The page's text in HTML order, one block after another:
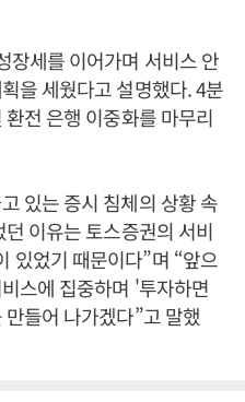
장세를 이어가며 서비스 안
을 세웠다고 설명했다. 4분
전 은행 이중화를 마무리
있는 증시 침체의 상황 속
이유는 토스증권의 서비
있었기 때문이다”며 “앞으
스에 집중하며 '투자하면
들어 나가겠다”고 말했